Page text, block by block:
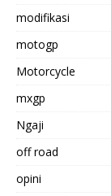
modifikasi
motogp
Motorcycle
mxgp
Ngaji
off road
opini